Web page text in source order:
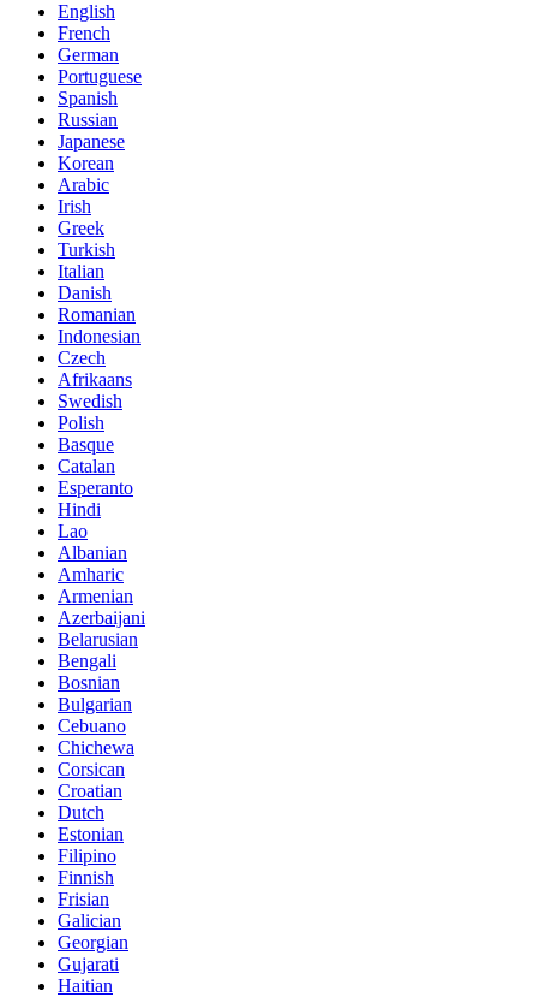
English
French
German
Portuguese
Spanish
Russian
Japanese
Korean
Arabic
Irish
Greek
Turkish
Italian
Danish
Romanian
Indonesian
Czech
Afrikaans
Swedish
Polish
Basque
Catalan
Esperanto
Hindi
Lao
Albanian
Amharic
Armenian
Azerbaijani
Belarusian
Bengali
Bosnian
Bulgarian
Cebuano
Chichewa
Corsican
Croatian
Dutch
Estonian
Filipino
Finnish
Frisian
Galician
Georgian
Gujarati
Haitian